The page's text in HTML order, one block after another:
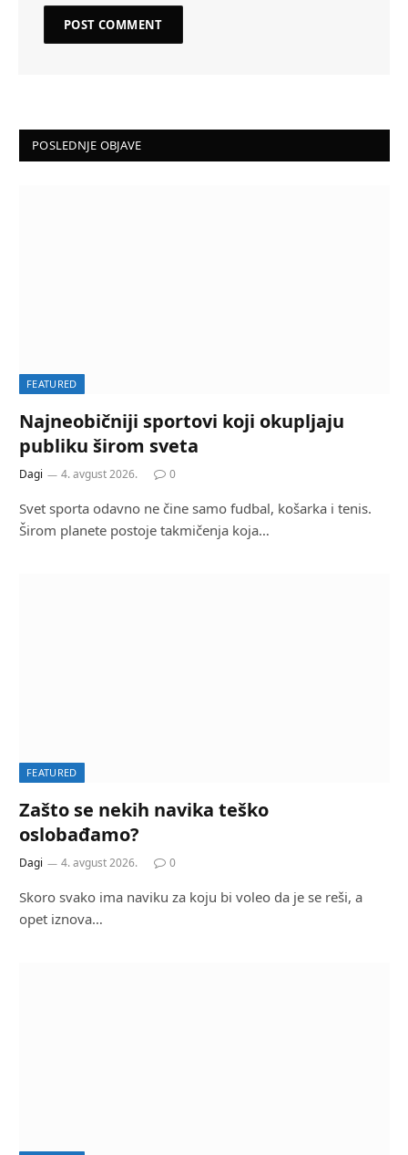
POSLEDNJE OBJAVE
FEATURED
Najneobičniji sportovi koji okupljaju
publiku širom sveta
Dagi 4. avgust 2026. 0
Svet sporta odavno ne čine samo fudbal, košarka i tenis.
Širom planete postoje takmičenja koja…
FEATURED
Zašto se nekih navika teško
oslobađamo?
Dagi 4. avgust 2026. 0
Skoro svako ima naviku za koju bi voleo da je se reši, a
opet iznova…